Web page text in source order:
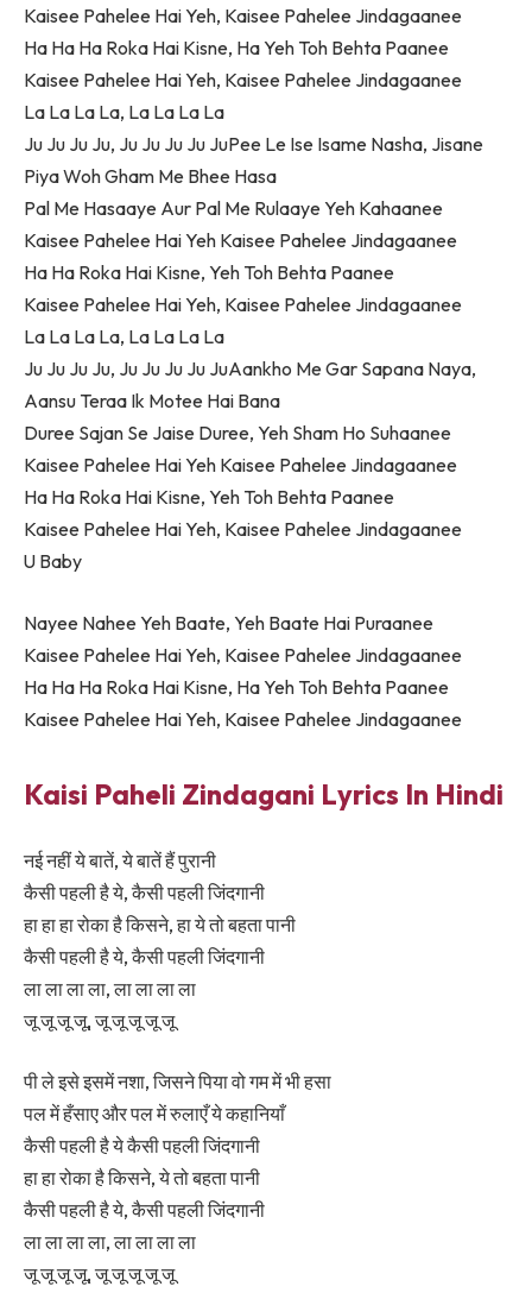
Kaisee Pahelee Hai Yeh, Kaisee Pahelee Jindagaanee
Ha Ha Ha Roka Hai Kisne, Ha Yeh Toh Behta Paanee
Kaisee Pahelee Hai Yeh, Kaisee Pahelee Jindagaanee
La La La La, La La La La
Ju Ju Ju Ju, Ju Ju Ju Ju JuPee Le Ise Isame Nasha, Jisane
Piya Woh Gham Me Bhee Hasa
Pal Me Hasaaye Aur Pal Me Rulaaye Yeh Kahaanee
Kaisee Pahelee Hai Yeh Kaisee Pahelee Jindagaanee
Ha Ha Roka Hai Kisne, Yeh Toh Behta Paanee
Kaisee Pahelee Hai Yeh, Kaisee Pahelee Jindagaanee
La La La La, La La La La
Ju Ju Ju Ju, Ju Ju Ju Ju JuAankho Me Gar Sapana Naya,
Aansu Teraa Ik Motee Hai Bana
Duree Sajan Se Jaise Duree, Yeh Sham Ho Suhaanee
Kaisee Pahelee Hai Yeh Kaisee Pahelee Jindagaanee
Ha Ha Roka Hai Kisne, Yeh Toh Behta Paanee
Kaisee Pahelee Hai Yeh, Kaisee Pahelee Jindagaanee
U Baby
Nayee Nahee Yeh Baate, Yeh Baate Hai Puraanee
Kaisee Pahelee Hai Yeh, Kaisee Pahelee Jindagaanee
Ha Ha Ha Roka Hai Kisne, Ha Yeh Toh Behta Paanee
Kaisee Pahelee Hai Yeh, Kaisee Pahelee Jindagaanee
Kaisi Paheli Zindagani Lyrics In Hindi
नई नहीं ये बातें, ये बातें हैं पुरानी
कैसी पहली है ये, कैसी पहली जिंदगानी
हा हा हा रोका है किसने, हा ये तो बहता पानी
कैसी पहली है ये, कैसी पहली जिंदगानी
ला ला ला ला, ला ला ला ला
जू जू जू जू, जू जू जू जू जू
पी ले इसे इसमें नशा, जिसने पिया वो गम में भी हसा
पल में हँसाए और पल में रुलाएँ ये कहानियाँ
कैसी पहली है ये कैसी पहली जिंदगानी
हा हा रोका है किसने, ये तो बहता पानी
कैसी पहली है ये, कैसी पहली जिंदगानी
ला ला ला ला, ला ला ला ला
जू जू जू जू, जू जू जू जू जू